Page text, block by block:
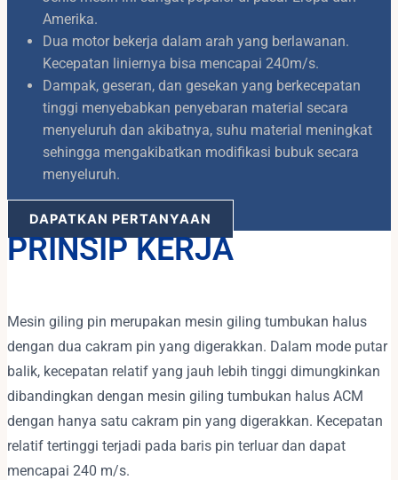
Amerika.
Dua motor bekerja dalam arah yang berlawanan.
Kecepatan liniernya bisa mencapai 240m/s.
Dampak, geseran, dan gesekan yang berkecepatan
tinggi menyebabkan penyebaran material secara
menyeluruh dan akibatnya, suhu material meningkat
sehingga mengakibatkan modifikasi bubuk secara
menyeluruh.
DAPATKAN PERTANYAAN
PRINSIP KERJA
Mesin giling pin merupakan mesin giling tumbukan halus
dengan dua cakram pin yang digerakkan. Dalam mode putar
balik, kecepatan relatif yang jauh lebih tinggi dimungkinkan
dibandingkan dengan mesin giling tumbukan halus ACM
dengan hanya satu cakram pin yang digerakkan. Kecepatan
relatif tertinggi terjadi pada baris pin terluar dan dapat
mencapai 240 m/s.